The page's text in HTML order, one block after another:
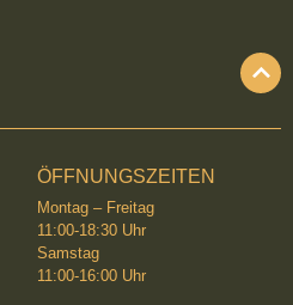
ÖFFNUNGSZEITEN
Montag – Freitag
11:00-18:30 Uhr
Samstag
11:00-16:00 Uhr